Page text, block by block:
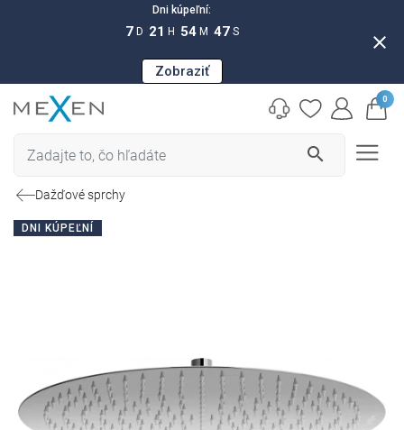
Dni kúpeľní:
7 D 21 H 54 M 46 S
Zobraziť
close
search
0
Dažďové sprchy
DNI KÚPEĽNÍ